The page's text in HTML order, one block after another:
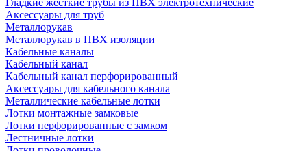
Гладкие жёсткие трубы из ПВХ электротехнические
Аксессуары для труб
Металлорукав
Металлорукав в ПВХ изоляции
Кабельные каналы
Кабельный канал
Кабельный канал перфорированный
Аксессуары для кабельного канала
Металлические кабельные лотки
Лотки монтажные замковые
Лотки перфорированные с замком
Лестничные лотки